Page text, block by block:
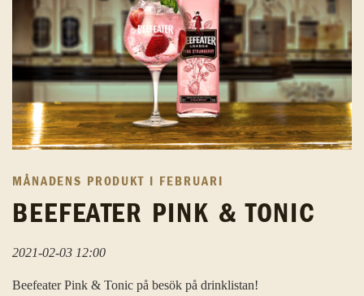
MÅNADENS PRODUKT I FEBRUARI
BEEFEATER PINK & TONIC
2021-02-03 12:00
Beefeater Pink & Tonic på besök på drinklistan!